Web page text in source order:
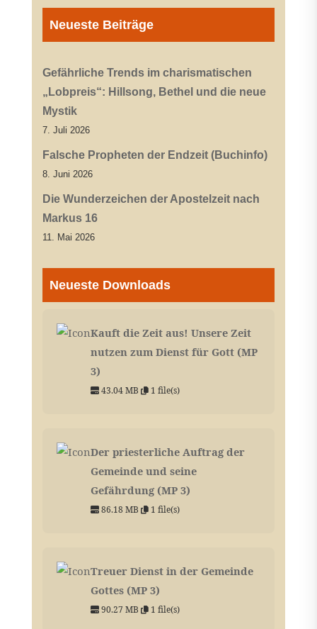
Neueste Beiträge
Gefährliche Trends im charismatischen
„Lobpreis“: Hillsong, Bethel und die neue
Mystik
7. Juli 2026
Falsche Propheten der Endzeit (Buchinfo)
8. Juni 2026
Die Wunderzeichen der Apostelzeit nach
Markus 16
11. Mai 2026
Neueste Downloads
Kauft die Zeit aus! Unsere Zeit
nutzen zum Dienst für Gott (MP
3)
43.04 MB 1 file(s)
Der priesterliche Auftrag der
Gemeinde und seine
Gefährdung (MP 3)
86.18 MB 1 file(s)
Treuer Dienst in der Gemeinde
Gottes (MP 3)
90.27 MB 1 file(s)